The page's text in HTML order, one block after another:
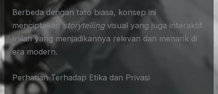
Berbeda dengan tato biasa, konsep ini
menciptakanstorytellingvisual yang juga interaktif.
Inilah yang menjadikannya relevan dan menarik di
era modern.
Perhatian Terhadap Etika dan Privasi